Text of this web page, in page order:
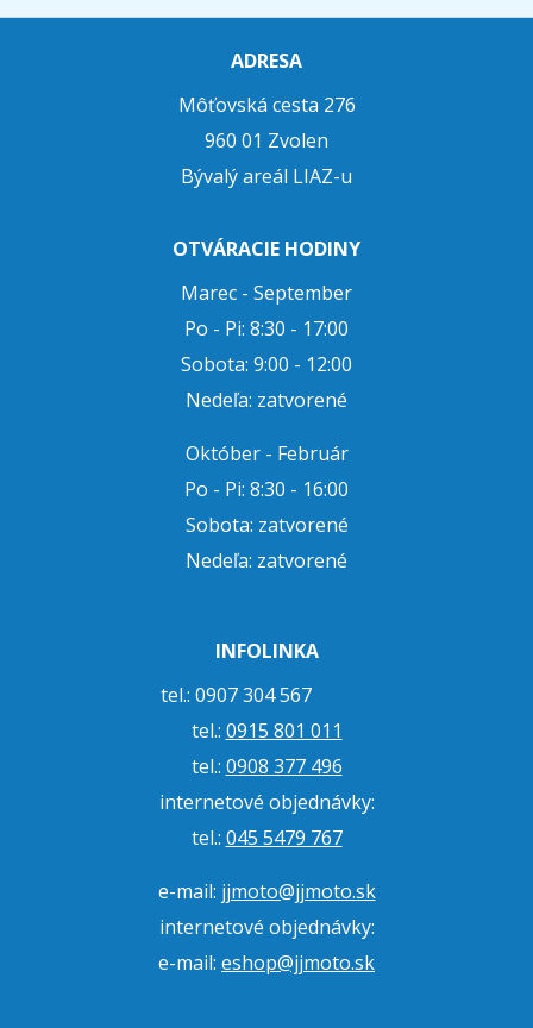
ADRESA
Môťovská cesta 276
960 01 Zvolen
Bývalý areál LIAZ-u
OTVÁRACIE HODINY
Marec - September
Po - Pi: 8:30 - 17:00
Sobota: 9:00 - 12:00
Nedeľa: zatvorené
Október - Február
Po - Pi: 8:30 - 16:00
Sobota: zatvorené
Nedeľa: zatvorené
INFOLINKA
tel.: 0907 304 567
tel.: 0915 801 011
tel.: 0908 377 496
internetové objednávky:
tel.: 045 5479 767
e-mail: jjmoto@jjmoto.sk
internetové objednávky:
e-mail: eshop@jjmoto.sk